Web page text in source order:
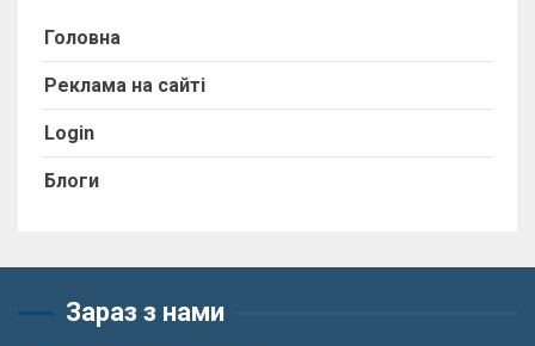
Головна
Реклама на сайті
Login
Блоги
Зараз з нами